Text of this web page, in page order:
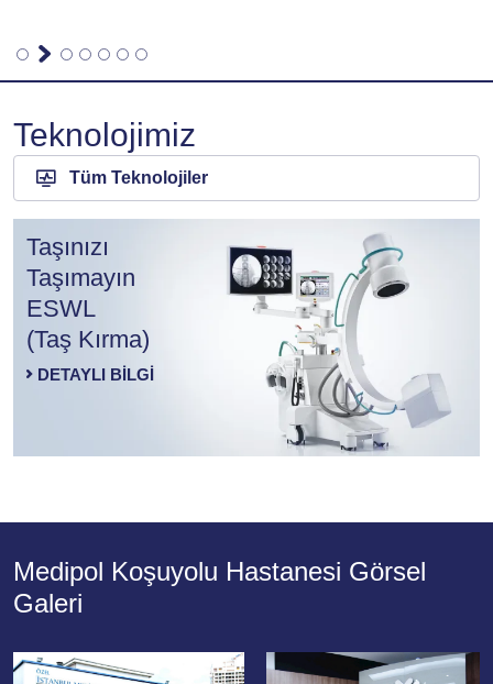
Teknolojimiz
Tüm Teknolojiler
Taşınızı
Taşımayın
ESWL
(Taş Kırma)
DETAYLI BILGI
Medipol Koşuyolu Hastanesi Görsel
Galeri